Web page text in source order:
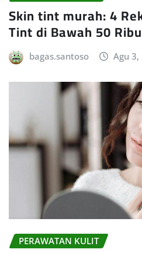
Skin tint murah: 4
Tint di Bawah 50
bagas.santoso Agu 3,
PERAWATAN KULIT